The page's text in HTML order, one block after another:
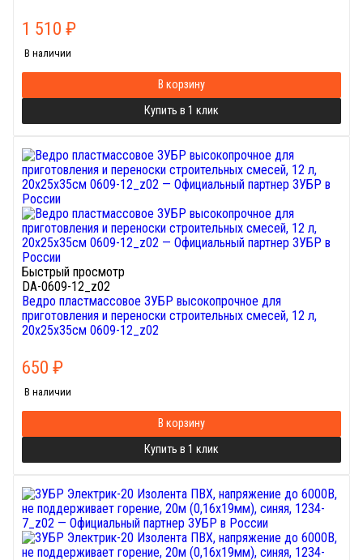
1 510 ₽
В наличии
В корзину
Купить в 1 клик
Быстрый просмотр
DA-0609-12_z02
Ведро пластмассовое ЗУБР высокопрочное для
приготовления и переноски строительных смесей, 12 л,
20х25х35см 0609-12_z02
650 ₽
В наличии
В корзину
Купить в 1 клик